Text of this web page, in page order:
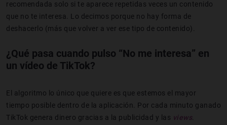
recomendada solo si te aparece repetidas veces un contenido
que no te interesa. Lo decimos porque no hay forma de
deshacerlo (más que volver a ver ese tipo de contenido).
¿Qué pasa cuando pulso “No me interesa” en
un vídeo de TikTok?
El algoritmo lo único que quiere es que estemos el mayor
tiempo posible dentro de la aplicación. Por cada minuto ganado
TikTok genera dinero gracias a la publicidad y las views.